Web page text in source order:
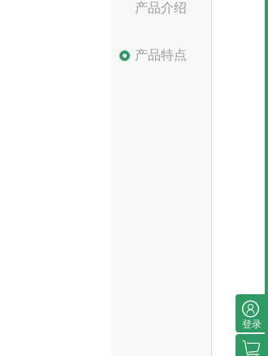
产品介绍
产品特点
登录